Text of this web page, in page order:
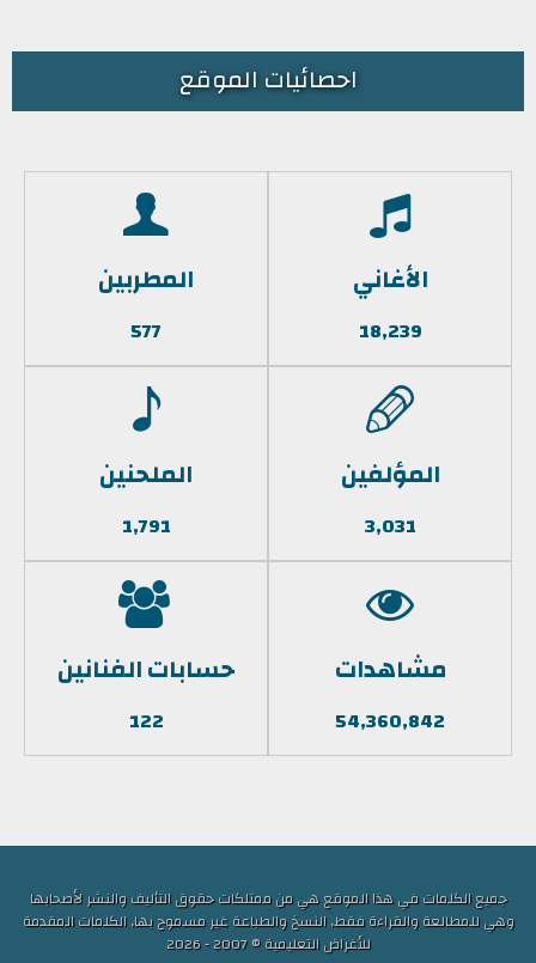
احصائيات الموقع
الأغاني
18,239
المطربين
577
المؤلفين
3,031
الملحنين
1,791
مشاهدات
54,360,842
حسابات الفنانين
122
جميع الكلمات في هذا الموقع هي من ممتلكات حقوق التأليف والنشر لأصحابها
وهي للمطالعة والقراءة فقط, النسخ والطباعة غير مسموح بها, الكلمات المقدمة
للأغراض التعليمية © 2007 - 2026